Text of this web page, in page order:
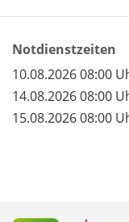
Notdienstzeiten
10.08.2026 08:00
14.08.2026 08:00
15.08.2026 08:00